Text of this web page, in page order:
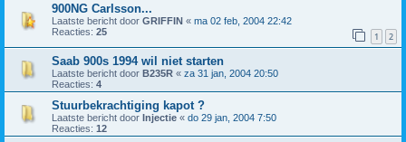
900NG Carlsson...
Laatste bericht door GRIFFIN « ma 02 feb, 2004 22:42
Reacties: 25 1 2
Saab 900s 1994 wil niet starten
Laatste bericht door B235R « za 31 jan, 2004 20:50
Reacties: 4
Stuurbekrachtiging kapot ?
Laatste bericht door Injectie « do 29 jan, 2004 7:50
Reacties: 12